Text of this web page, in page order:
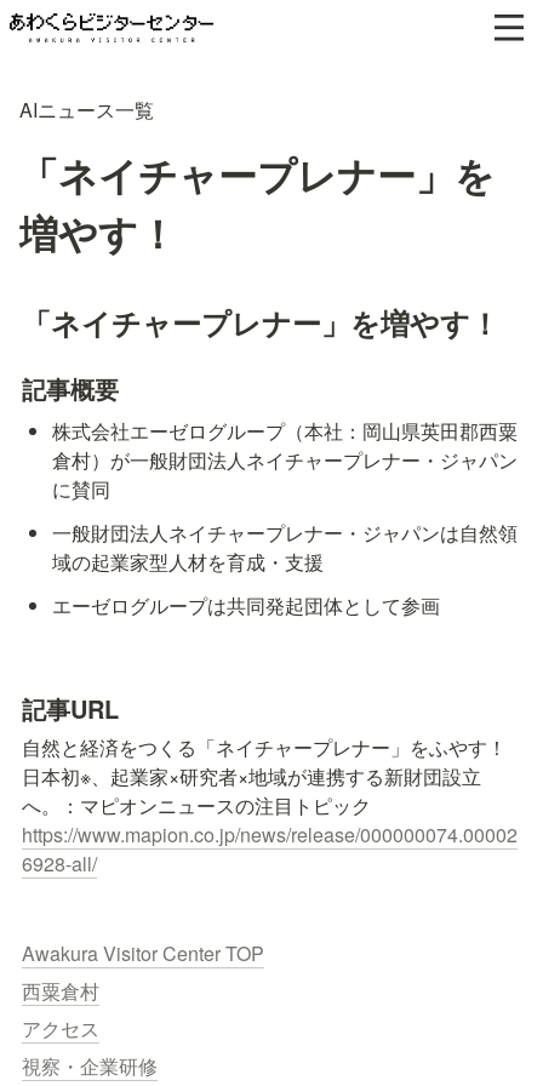
AIニュース一覧
「ネイチャープレナー」を
増やす！
「ネイチャープレナー」を増やす！
記事概要
株式会社エーゼログループ（本社：岡山県英田郡西粟
倉村）が一般財団法人ネイチャープレナー・ジャパン
に賛同
一般財団法人ネイチャープレナー・ジャパンは自然領
域の起業家型人材を育成・支援
エーゼログループは共同発起団体として参画
記事URL
自然と経済をつくる「ネイチャープレナー」をふやす！
日本初※、起業家×研究者×地域が連携する新財団設立
https://www.mapion.co.jp/news/release/000000074.00002
6928-all/
Awakura Visitor Center TOP
西粟倉村
アクセス
視察・企業研修